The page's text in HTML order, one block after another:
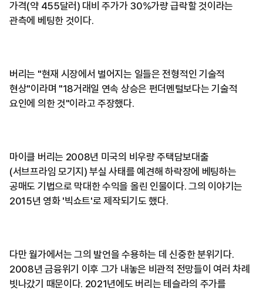
가격(약 455달러) 대비 주가가 30%가량 급락할 것이라는
관측에 베팅한 것이다.
버리는 "현재 시장에서 벌어지는 일들은 전형적인 기술적
현상"이라며 "18거래일 연속 상승은 펀더멘털보다는 기술적
요인에 의한 것"이라고 주장했다.
마이클 버리는 2008년 미국의 비우량 주택담보대출
(서브프라임 모기지) 부실 사태를 예견해 하락장에 베팅하는
공매도 기법으로 막대한 수익을 올린 인물이다. 그의 이야기는
2015년 영화 '빅쇼트'로 제작되기도 했다.
다만 월가에서는 그의 발언을 수용하는 데 신중한 분위기다.
2008년 금융위기 이후 그가 내놓은 비관적 전망들이 여러 차례
빗나갔기 때문이다. 2021년에도 버리는 테슬라의 주가를